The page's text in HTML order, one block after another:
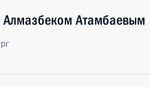
Алмазбеком Атамбаевым